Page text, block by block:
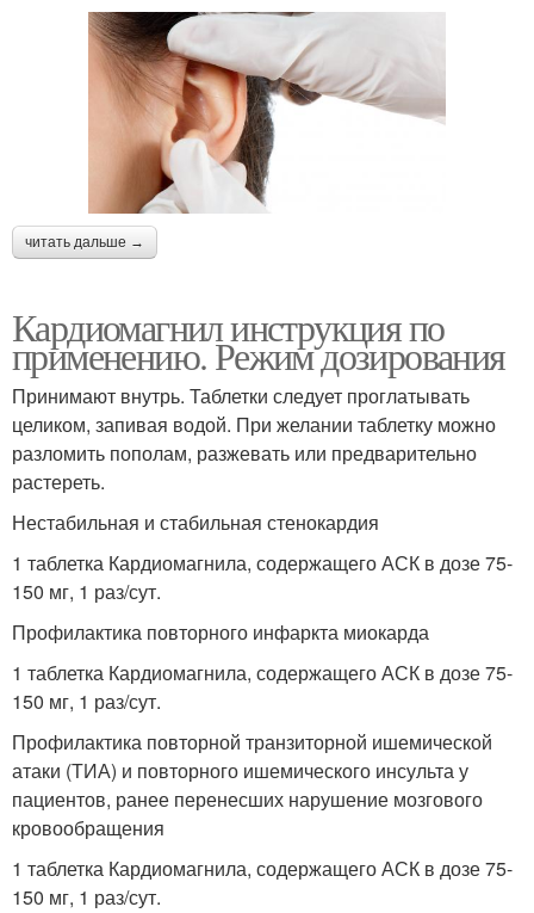
читать дальше →
Кардиомагнил инструкция по
применению. Режим дозирования
Принимают внутрь. Таблетки следует проглатывать
целиком, запивая водой. При желании таблетку можно
разломить пополам, разжевать или предварительно
растереть.
Нестабильная и стабильная стенокардия
1 таблетка Кардиомагнила, содержащего АСК в дозе 75-
150 мг, 1 раз/сут.
Профилактика повторного инфаркта миокарда
1 таблетка Кардиомагнила, содержащего АСК в дозе 75-
150 мг, 1 раз/сут.
Профилактика повторной транзиторной ишемической
атаки (ТИА) и повторного ишемического инсульта у
пациентов, ранее перенесших нарушение мозгового
кровообращения
1 таблетка Кардиомагнила, содержащего АСК в дозе 75-
150 мг, 1 раз/сут.